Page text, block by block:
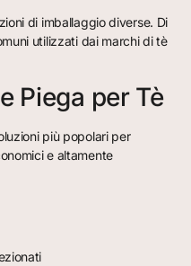
di imballaggio diverse. Di
utilizzati dai marchi di tè
Piega per Tè
più popolari per
e altamente